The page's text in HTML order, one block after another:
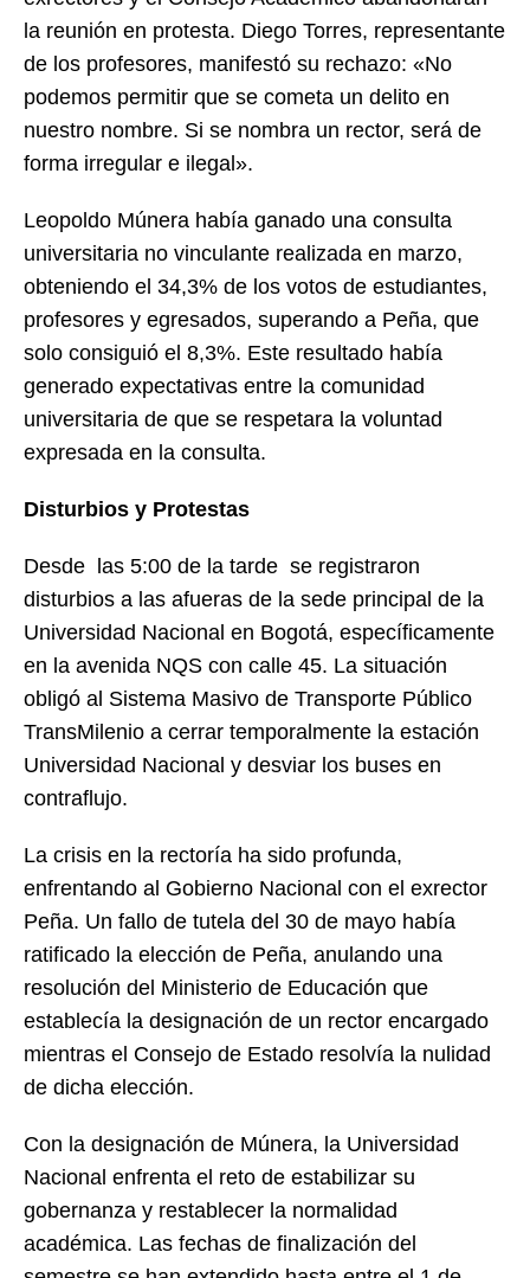
la reunión en protesta. Diego Torres, representante
de los profesores, manifestó su rechazo: «No
podemos permitir que se cometa un delito en
nuestro nombre. Si se nombra un rector, será de
forma irregular e ilegal».
Leopoldo Múnera había ganado una consulta
universitaria no vinculante realizada en marzo,
obteniendo el 34,3% de los votos de estudiantes,
profesores y egresados, superando a Peña, que
solo consiguió el 8,3%. Este resultado había
generado expectativas entre la comunidad
universitaria de que se respetara la voluntad
expresada en la consulta.
Disturbios y Protestas
Desde las 5:00 de la tarde se registraron
disturbios a las afueras de la sede principal de la
Universidad Nacional en Bogotá, específicamente
en la avenida NQS con calle 45. La situación
obligó al Sistema Masivo de Transporte Público
TransMilenio a cerrar temporalmente la estación
Universidad Nacional y desviar los buses en
contraflujo.
La crisis en la rectoría ha sido profunda,
enfrentando al Gobierno Nacional con el exrector
Peña. Un fallo de tutela del 30 de mayo había
ratificado la elección de Peña, anulando una
resolución del Ministerio de Educación que
establecía la designación de un rector encargado
mientras el Consejo de Estado resolvía la nulidad
de dicha elección.
Con la designación de Múnera, la Universidad
Nacional enfrenta el reto de estabilizar su
gobernanza y restablecer la normalidad
académica. Las fechas de finalización del